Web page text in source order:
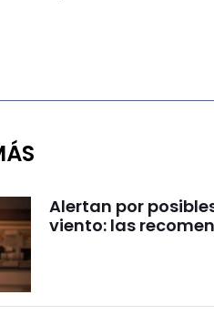
Alertan por
viento: las